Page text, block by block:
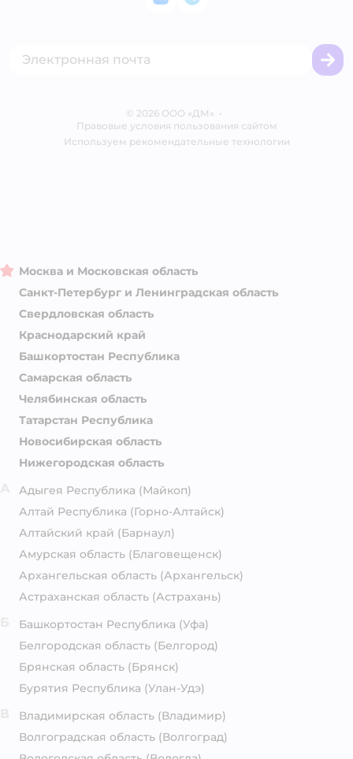
Политика использования файлов cookie
Оплата Мокка
Блог
Корм для собак
© 2026 ООО «ДМ» •
Правовые условия пользования сайтом
Используем рекомендательные технологии
Москва и Московская область
Санкт-Петербург и Ленинградская область
Свердловская область
Краснодарский край
Башкортостан Республика
Самарская область
Челябинская область
Татарстан Республика
Новосибирская область
Нижегородская область
Адыгея Республика (Майкоп)
Алтай Республика (Горно-Алтайск)
Алтайский край (Барнаул)
Амурская область (Благовещенск)
Архангельская область (Архангельск)
Астраханская область (Астрахань)
Башкортостан Республика (Уфа)
Белгородская область (Белгород)
Брянская область (Брянск)
Бурятия Республика (Улан-Удэ)
Владимирская область (Владимир)
Волгоградская область (Волгоград)